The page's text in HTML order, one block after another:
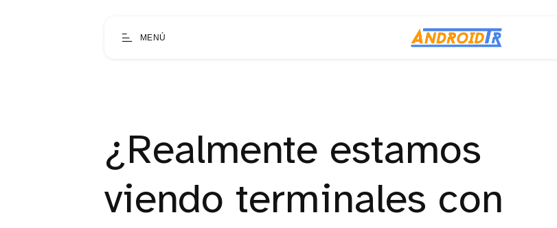
MENÚ
¿Realmente estamos
viendo terminales con